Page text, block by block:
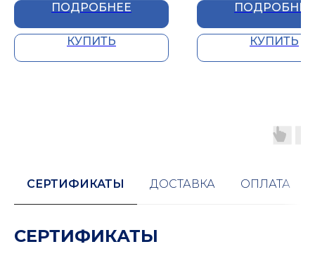
ПОДРОБНЕЕ
КУПИТЬ
ПОДРОБНЕЕ
КУПИТЬ
СЕРТИФИКАТЫ ДОСТАВКА ОПЛАТА
СЕРТИФИКАТЫ